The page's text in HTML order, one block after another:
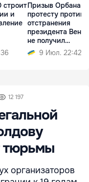
строит
и
Призыв Орбана к
протесту против
отстранения
президента
не получил
поддержки
9 Июл. 22:42
12 197
тюрьмы
организаторов